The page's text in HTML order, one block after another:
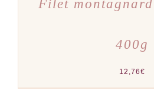
Filet
400g
12,76€